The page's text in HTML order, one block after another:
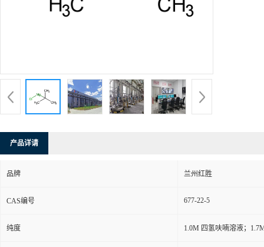
产品详请
品牌 兰州红胜
CAS编号 677-22-5
纯度 1.0M 四氢呋喃溶液；